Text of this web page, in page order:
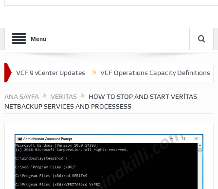
Menü
VCF 9 vCenter Updates VCF Operations Capacity Definitions
ANA SAYFA VERITAS
HOW TO STOP AND START VERITAS
NETBACKUP SERVICES AND PROCESSESS